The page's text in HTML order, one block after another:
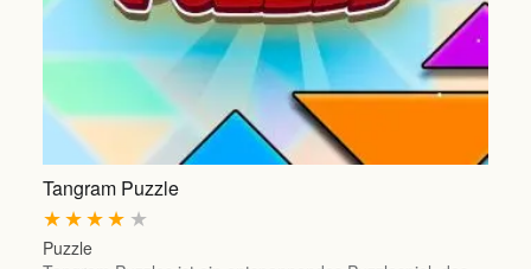
Tangram Puzzle
★
★
★
★
★
Puzzle